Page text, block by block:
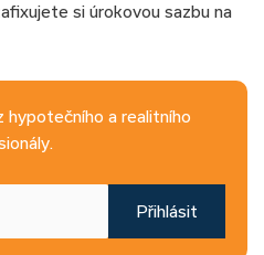
si úrokovou sazbu na
hypotečního a realitního
Přihlásit